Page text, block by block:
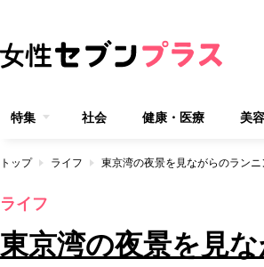
特集 社会 健康・医療 美容
トップ ライフ
ライフ
東京湾の夜景を見